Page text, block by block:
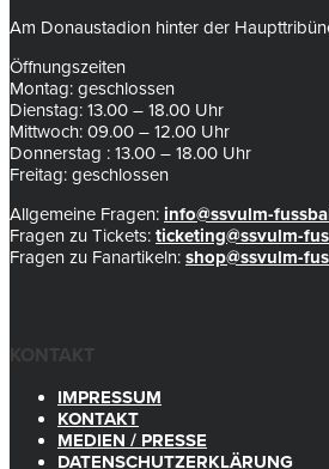
Am Donaustadion hinter der
Öffnungszeiten
Montag: geschlossen
Dienstag: 13.00 – 18.00 Uhr
Mittwoch: 09.00 – 12.00 Uhr
Donnerstag : 13.00 – 18.00 Uhr
Freitag: geschlossen
Allgemeine Fragen: info@ssvulm-
Fragen zu Tickets: ticketing@ssvulm-
Fragen zu Fanartikeln: shop@ssvulm-
KONTAKT
IMPRESSUM
KONTAKT
MEDIEN / PRESSE
DATENSCHUTZERKLÄRUNG